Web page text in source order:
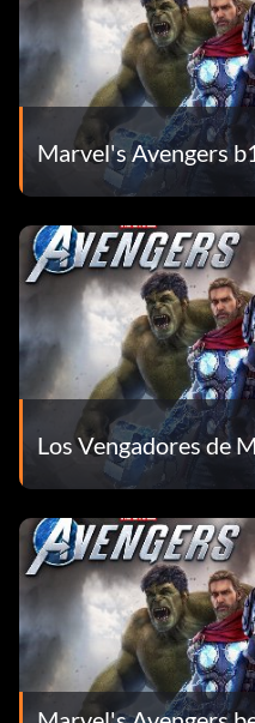
Marvel's Avengers
Los Vengadores de